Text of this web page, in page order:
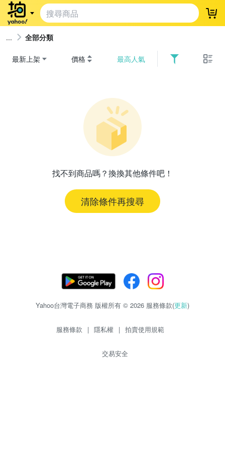
登
全部分類
最新上架 價格 最高人氣
找不到商品嗎？換換其他條件吧！
清除條件再搜尋
Yahoo台灣電子商務 版權所有 © 2026 服務條款(更新)
服務條款 | 隱私權 | 拍賣使用規範
交易安全